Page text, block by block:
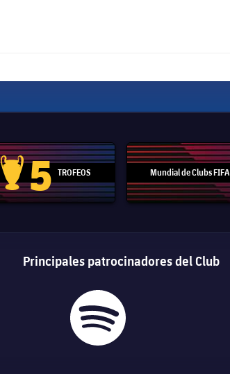
Trofeo de la Liga de Campeones
5 TROFEOS Mundial de Clubs FIFA
Principales patrocinadores del Club